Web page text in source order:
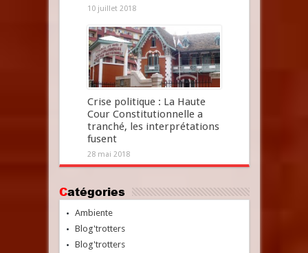
10 juillet 2018
Crise politique : La Haute
Cour Constitutionnelle a
tranché, les interprétations
fusent
28 mai 2018
Catégories
Ambiente
Blog'trotters
Blog'trotters